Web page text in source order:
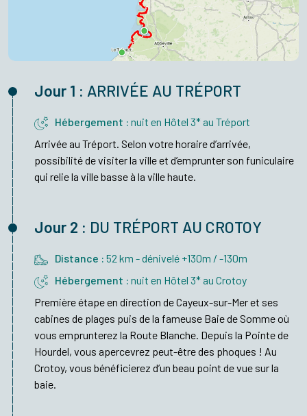
Jour 1 : ARRIVÉE AU TRÉPORT
Hébergement : nuit en Hôtel 3* au Tréport
Arrivée au Tréport. Selon votre horaire d’arrivée,
possibilité de visiter la ville et d’emprunter son funiculaire
qui relie la ville basse à la ville haute.
Jour 2 : DU TRÉPORT AU CROTOY
Distance : 52 km - dénivelé +130m / -130m
Hébergement : nuit en Hôtel 3* au Crotoy
Première étape en direction de Cayeux-sur-Mer et ses
cabines de plages puis de la fameuse Baie de Somme où
vous emprunterez la Route Blanche. Depuis la Pointe de
Hourdel, vous apercevrez peut-être des phoques ! Au
Crotoy, vous bénéficierez d’un beau point de vue sur la
baie.